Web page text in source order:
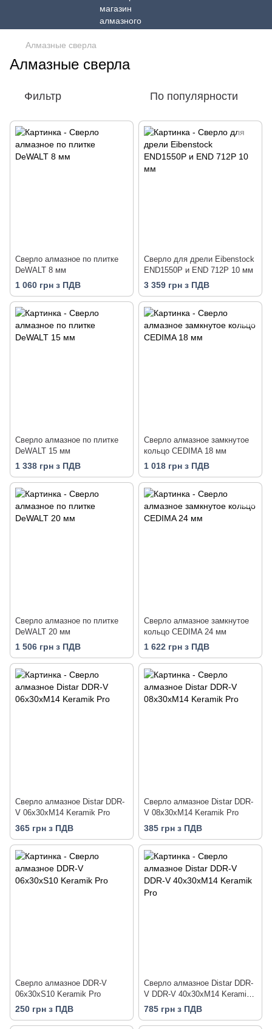
Алмазные сверла
Алмазные сверла
Фильтр По популярности
Cверло алмазное по плитке
DeWALT 8 мм
1 060 грн з ПДВ
Сверло для дрели Eibenstock
END1550P и END 712P 10 мм
3 359 грн з ПДВ
Cверло алмазное по плитке
DeWALT 15 мм
1 338 грн з ПДВ
Сверло алмазное замкнутое
кольцо CEDIMA 18 мм
1 018 грн з ПДВ
Cверло алмазное по плитке
DeWALT 20 мм
1 506 грн з ПДВ
Сверло алмазное замкнутое
кольцо CEDIMA 24 мм
1 622 грн з ПДВ
Сверло алмазное Distar DDR-
V 06x30xM14 Keramik Pro
365 грн з ПДВ
Сверло алмазное Distar DDR-
V 08x30xM14 Keramik Pro
385 грн з ПДВ
Сверло алмазное DDR-V
06x30xS10 Keramik Pro
250 грн з ПДВ
Сверло алмазное Distar DDR-
V DDR-V 40x30xM14 Keramik
Pro
785 грн з ПДВ